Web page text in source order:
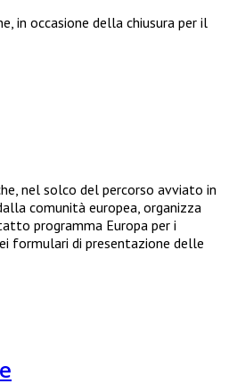
in occasione della chiusura per il
nel solco del percorso avviato in
comunità europea, organizza
programma Europa per i
formulari di presentazione delle